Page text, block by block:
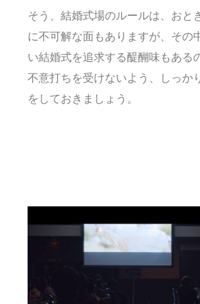
そう、結婚式場のルールは、おと
に不可解な面もありますが、その
い結婚式を追求する醍醐味もある
不意打ちを受けないよう、しっか
をしておきましょう。